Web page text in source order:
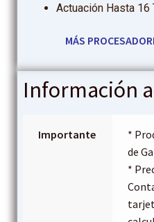
Actuación Hasta 16
MÁS
Información
Importante
*
de
*